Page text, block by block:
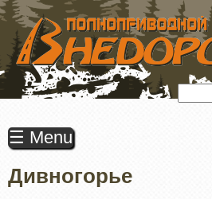
ПЕРЕЙТИ
ОСНОВНОМУ
СОДЕРЖАНИЮ
☰ Menu
Дивногорье